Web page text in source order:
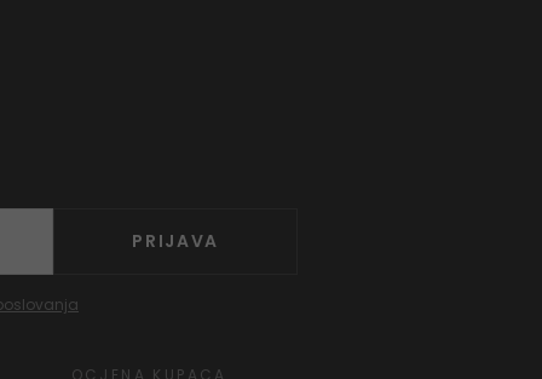
PRIJAVA